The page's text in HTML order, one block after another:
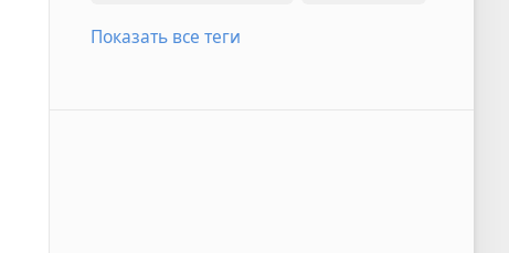
Показать все теги